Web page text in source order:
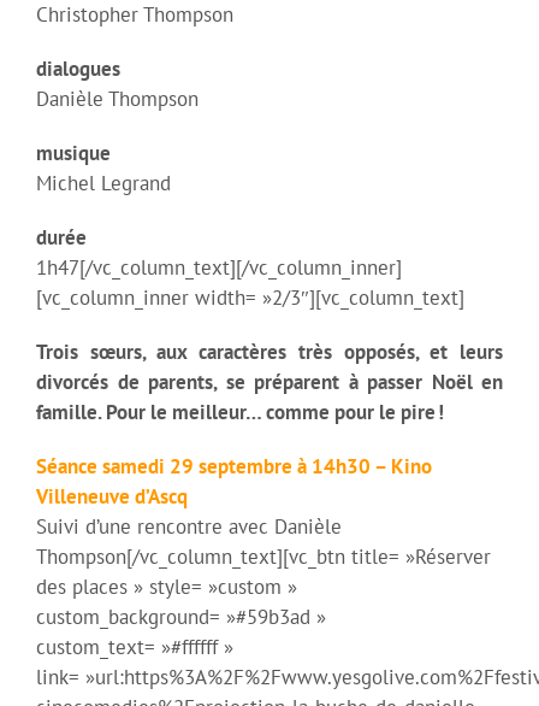
Christopher Thompson
dialogues
Danièle Thompson
musique
Michel Legrand
durée
1h47[/vc_column_text][/vc_column_inner]
[vc_column_inner width= »2/3″][vc_column_text]
Trois sœurs, aux caractères très opposés, et leurs
divorcés de parents, se préparent à passer Noël en
famille. Pour le meilleur… comme pour le pire !
Séance samedi 29 septembre à 14h30 – Kino
Villeneuve d’Ascq
Suivi d’une rencontre avec Danièle
Thompson[/vc_column_text][vc_btn title= »Réserver
des places » style= »custom »
custom_background= »#59b3ad »
custom_text= »#ffffff »
link=